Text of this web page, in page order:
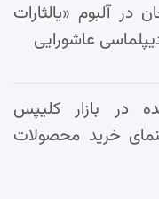
در آلبوم «یالثارات
دیپلماسی عاشورایی
در بازار کلیپس
خرید محصولات